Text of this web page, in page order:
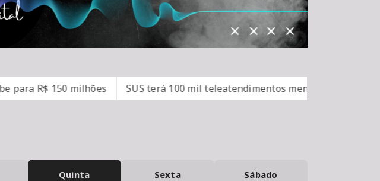
R$ 150 milhões SUS terá 100 mil teleatendimentos mensais para vício em
Quinta Sexta Sábado